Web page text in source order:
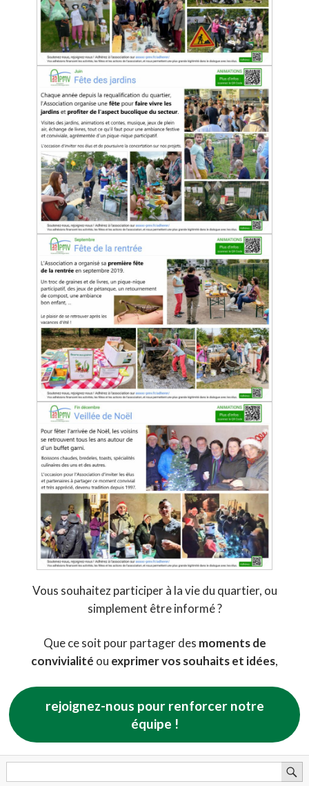
Vous souhaitez participer à la vie du quartier, ou
simplement être informé ?
Que ce soit pour partager des moments de
convivialité ou exprimer vos souhaits et idées,
rejoignez-nous pour renforcer notre
équipe !